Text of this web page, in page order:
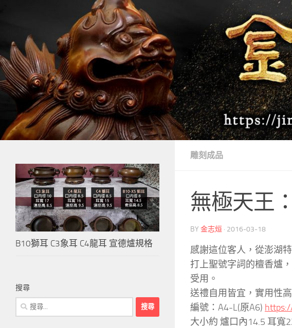
雕刻成品
無極天王
BY 金志烜 · 2016-03-18
感謝這位客人，從澎湖
打上聖號字詞的檀香爐
受用。
送禮自用皆宜，實用性
編號：A4-L(原A6)
大小約 爐口內14.5 耳寬
B10獅耳 C3象耳 C4龍耳 宣德爐規格
搜尋
搜
尋